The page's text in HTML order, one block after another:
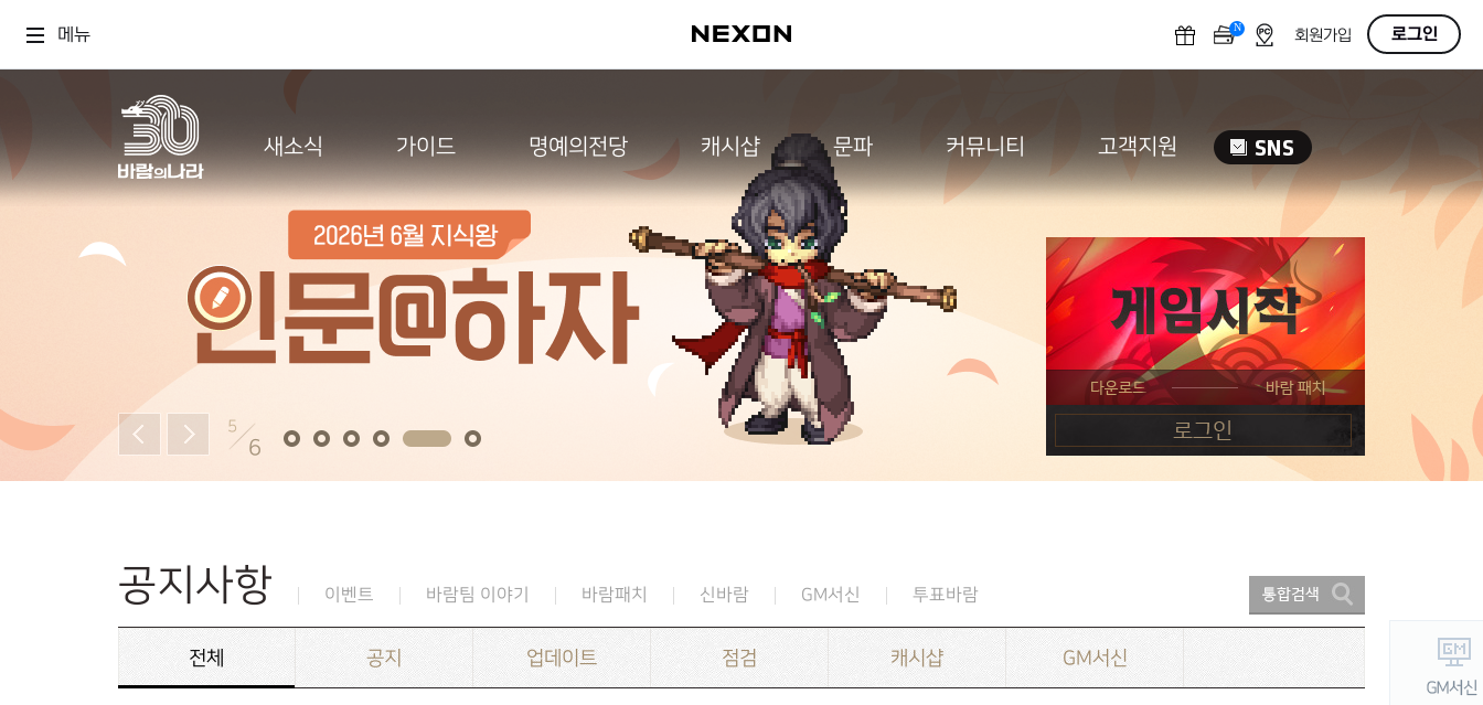
메뉴 N OFF회원가입 로그인
새소식 가이드 명예의전당 캐시샵 문파 커뮤니티 고객지원
5
6
공지사항 이벤트 바람팀 이야기 바람패치 신바람 GM서신 투표바람
전체 공지 업데이트 점검 캐시샵 GM서신